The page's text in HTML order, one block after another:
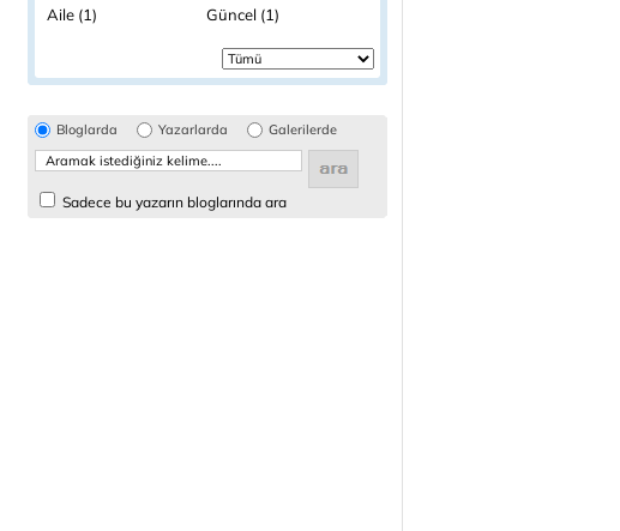
Aile (1)
Güncel (1)
Bloglarda Yazarlarda Galerilerde
Sadece bu yazarın bloglarında ara